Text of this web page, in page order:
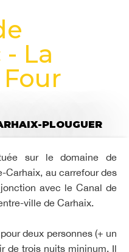
La
PLOUGUER
sur le domaine de
Carhaix, au carrefour des
avec le Canal de
ville de Carhaix.
deux personnes (+ un
de trois nuits mininum. Il